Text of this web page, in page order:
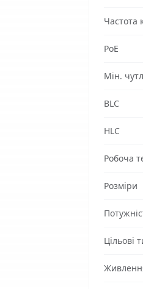
Частота
PoE
Мін.
BLC
HLC
Робоча
Розміри
Цільові